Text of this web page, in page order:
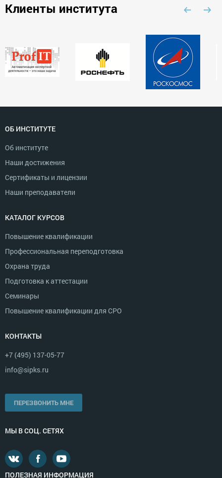
Клиенты института
ОБ ИНСТИТУТЕ
Об институте
Наши достижения
Сертификаты и лицензии
Наши преподаватели
КАТАЛОГ КУРСОВ
Повышение квалификации
Профессиональная переподготовка
Охрана труда
Подготовка к аттестации
Семинары
Повышение квалификации для СРО
КОНТАКТЫ
+7 (495) 137-05-77
info@sipks.ru
ПЕРЕЗВОНИТЬ МНЕ
МЫ В СОЦ. СЕТЯХ
ПОЛЕЗНАЯ ИНФОРМАЦИЯ